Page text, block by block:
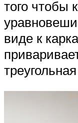
того чтобы
виде к